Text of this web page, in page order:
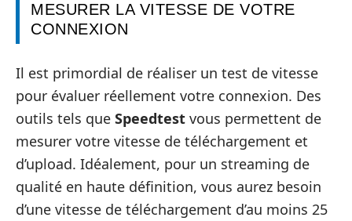
MESURER LA VITESSE DE VOTRE
CONNEXION
Il est primordial de réaliser un test de vitesse
pour évaluer réellement votre connexion. Des
outils tels que Speedtest vous permettent de
mesurer votre vitesse de téléchargement et
d’upload. Idéalement, pour un streaming de
qualité en haute définition, vous aurez besoin
d’une vitesse de téléchargement d’au moins 25